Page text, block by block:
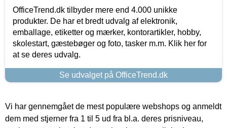
OfficeTrend.dk tilbyder mere end 4.000 unikke
produkter. De har et bredt udvalg af elektronik,
emballage, etiketter og mærker, kontorartikler, hobby,
skolestart, gæstebøger og foto, tasker m.m. Klik her for
at se deres udvalg.
Se udvalget på OfficeTrend.dk
Vi har gennemgået de mest populære webshops og anmeldt
dem med stjerner fra 1 til 5 ud fra bl.a. deres prisniveau,